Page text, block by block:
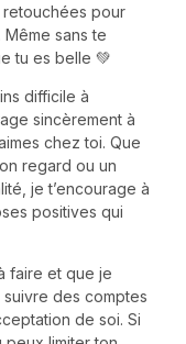
pour
sans te
tu es belle 💚
difficile à
sincèrement à
chez toi. Que
regard ou un
je t’encourage à
positives qui
faire et que je
suivre des comptes
de soi. Si